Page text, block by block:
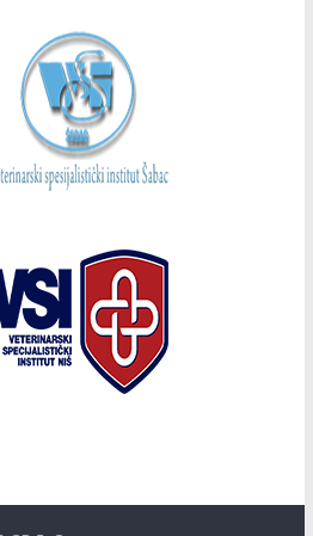
СВД . Сва права задржана.